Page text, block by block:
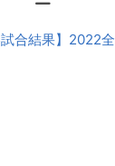
合結果】2022